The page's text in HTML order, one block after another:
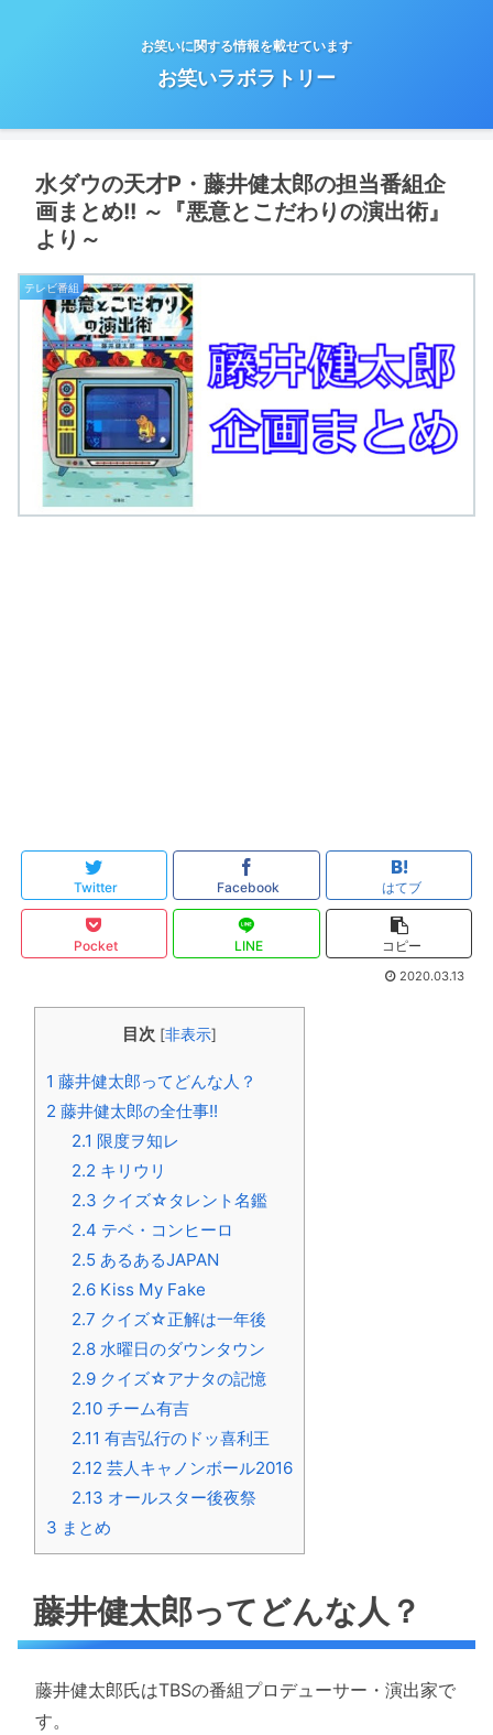
お笑いに関する情報を載せています
お笑いラボラトリー
水ダウの天才P・藤井健太郎の担当番組企
画まとめ!! ～『悪意とこだわりの演出術』
より～
テレビ番組
Twitter Facebook はてブ
Pocket LINE コピー
2020.03.13
目次 [非表示]
1 藤井健太郎ってどんな人？
2 藤井健太郎の全仕事!!
2.1 限度ヲ知レ
2.2 キリウリ
2.3 クイズ☆タレント名鑑
2.4 テベ・コンヒーロ
2.5あるあるJAPAN
2.6Kiss My Fake
2.7 クイズ☆正解は一年後
2.8水曜日のダウンタウン
2.9クイズ☆アナタの記憶
2.10チーム有吉
2.11 有吉弘行のドッ喜利王
2.12 芸人キャノンボール2016
2.13 オールスター後夜祭
3 まとめ
藤井健太郎ってどんな人？
藤井健太郎氏はTBSの番組プロデューサー・演出家で
す。